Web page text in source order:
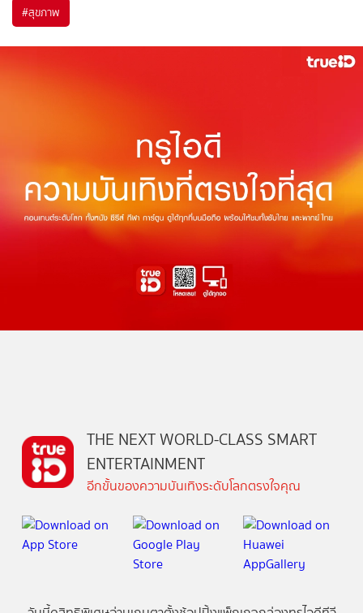
#สุขภาพ
THE NEXT WORLD-CLASS SMART
ENTERTAINMENT
อีกขั้นของความบันเทิงระดับโลกตรงใจคุณ